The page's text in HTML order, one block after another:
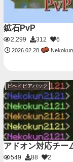
鉱石PvP
2,299 312 6
2026.02.28
ビヘイビアパック
アドオン対応チー
549 88 2